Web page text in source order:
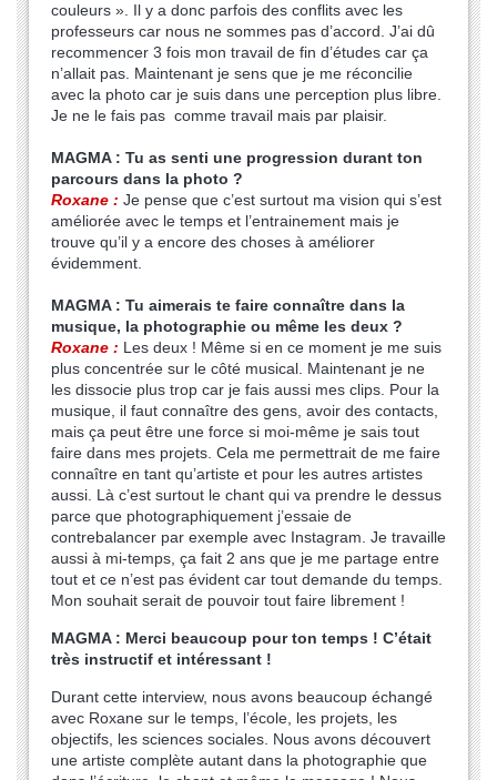
couleurs ». Il y a donc parfois des conflits avec les
professeurs car nous ne sommes pas d’accord. J’ai dû
recommencer 3 fois mon travail de fin d’études car ça
n’allait pas. Maintenant je sens que je me réconcilie
avec la photo car je suis dans une perception plus libre.
Je ne le fais pas comme travail mais par plaisir.
MAGMA : Tu as senti une progression durant ton
parcours dans la photo ?
Roxane : Je pense que c’est surtout ma vision qui s’est
améliorée avec le temps et l’entrainement mais je
trouve qu’il y a encore des choses à améliorer
évidemment.
MAGMA : Tu aimerais te faire connaître dans la
musique, la photographie ou même les deux ?
Roxane : Les deux ! Même si en ce moment je me suis
plus concentrée sur le côté musical. Maintenant je ne
les dissocie plus trop car je fais aussi mes clips. Pour la
musique, il faut connaître des gens, avoir des contacts,
mais ça peut être une force si moi-même je sais tout
faire dans mes projets. Cela me permettrait de me faire
connaître en tant qu’artiste et pour les autres artistes
aussi. Là c’est surtout le chant qui va prendre le dessus
parce que photographiquement j’essaie de
contrebalancer par exemple avec Instagram. Je travaille
aussi à mi-temps, ça fait 2 ans que je me partage entre
tout et ce n’est pas évident car tout demande du temps.
Mon souhait serait de pouvoir tout faire librement !
MAGMA : Merci beaucoup pour ton temps ! C’était
très instructif et intéressant !
Durant cette interview, nous avons beaucoup échangé
avec Roxane sur le temps, l’école, les projets, les
objectifs, les sciences sociales. Nous avons découvert
une artiste complète autant dans la photographie que